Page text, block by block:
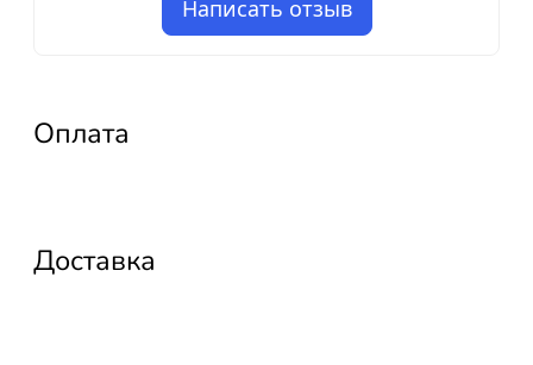
Написать отзыв
Оплата
Доставка